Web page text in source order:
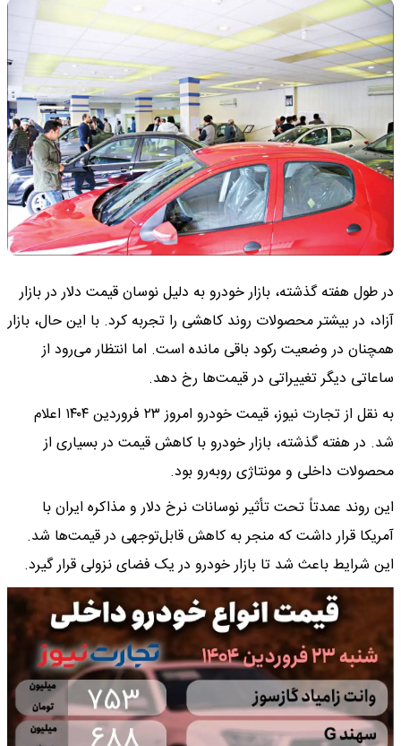
در طول هفته گذشته، بازار خودرو به دلیل نوسان قیمت دلار در بازار
آزاد، در بیشتر محصولات روند کاهشی را تجربه کرد. با این حال، بازار
همچنان در وضعیت رکود باقی مانده است. اما انتظار می‌رود از
ساعاتی دیگر تغییراتی در قیمت‌ها رخ دهد.
به نقل از تجارت نیوز، قیمت خودرو امروز ۲۳ فروردین ۱۴۰۴ اعلام
شد. در هفته گذشته، بازار خودرو با کاهش قیمت در بسیاری از
محصولات داخلی و مونتاژی روبه‌رو بود.
این روند عمدتاً تحت تأثیر نوسانات نرخ دلار و مذاکره ایران با
آمریکا قرار داشت که منجر به کاهش قابل‌توجهی در قیمت‌ها شد.
این شرایط باعث شد تا بازار خودرو در یک فضای نزولی قرار گیرد.